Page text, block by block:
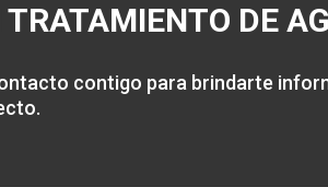
DE
contigo para brindarte